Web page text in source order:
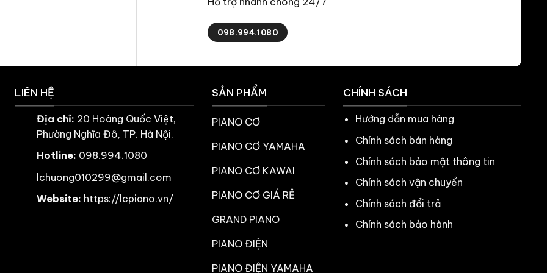
098.994.1080
LIÊN HỆ
Địa chỉ: 20 Hoàng Quốc Việt,
Phường Nghĩa Đô, TP. Hà Nội.
Hotline: 098.994.1080
lchuong010299@gmail.com
Website: https://lcpiano.vn/
SẢN PHẨM
PIANO CƠ
PIANO CƠ YAMAHA
PIANO CƠ KAWAI
PIANO CƠ GIÁ RẺ
GRAND PIANO
PIANO ĐIỆN
PIANO ĐIỆN YAMAHA
CHÍNH SÁCH
Hướng dẫn mua hàng
Chính sách bán hàng
Chính sách bảo mật thông tin
Chính sách vận chuyển
Chính sách đổi trả
Chính sách bảo hành